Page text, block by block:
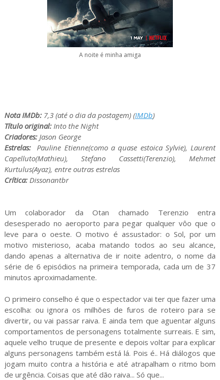
A noite é minha amiga
Nota IMDb:7,3 (até o dia da postagem) (IMDb)
Título original:Into the Night
Criadores:Jason George
Estrelas:Pauline Etienne(como a quase estoica Sylvie), Laurent
Capelluto(Mathieu), Stefano Cassetti(Terenzio), Mehmet
Kurtulus(Ayaz), entre outras estrelas
Crítica:Dissonantbr
Um colaborador da Otan chamado Terenzio entra
desesperado no aeroporto para pegar qualquer vôo que o
leve para o oeste. O motivo é assustador: o Sol, por um
motivo misterioso, acaba matando todos ao seu alcance,
dando apenas a alternativa de ir noite adentro, o nome da
série de 6 episódios na primeira temporada, cada um de 37
minutos aproximadamente.
O primeiro conselho é que o espectador vai ter que fazer uma
escolha: ou ignora os milhões de furos de roteiro para se
divertir, ou vai passar raiva. E ainda tem que aguentar alguns
comportamentos de personagens totalmente surreais. E sim,
aquele velho truque de presente e depois voltar para explicar
alguns personagens também está lá. Pois é.. Há diálogos que
jogam muito contra a história e até atrapalham o ritmo bom
de urgência. Coisas que até dão raiva... Só que...